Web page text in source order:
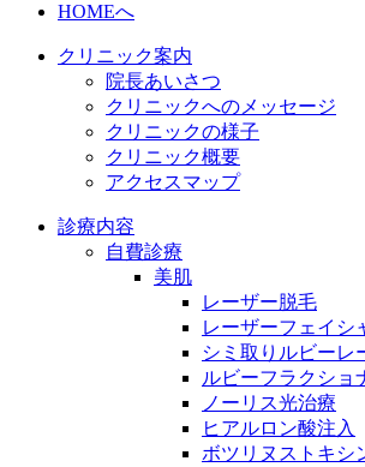
HOMEへ
クリニック案内
院長あいさつ
クリニックへのメッセージ
クリニックの様子
クリニック概要
アクセスマップ
診療内容
自費診療
美肌
レーザー脱毛
レーザーフェイシ
シミ取りルビーレ
ルビーフラクショ
ノーリス光治療
ヒアルロン酸注入
ボツリヌストキシ